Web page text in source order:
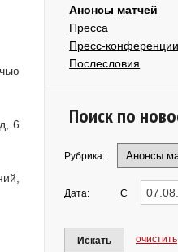
6
Анонсы матчей
Пресса
Пресс-конференции
Послесловия
Поиск по
Рубрика:
Дата: С
Искать очистить